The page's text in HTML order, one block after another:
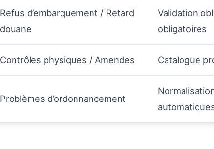
Refus d’embarquement / Retard
douane
Validation
obligatoires
Contrôles physiques / Amendes Catalogue
Problèmes d’ordonnancement